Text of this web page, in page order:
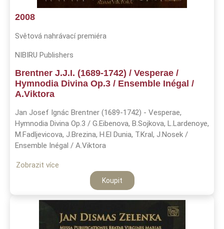
2008
Světová nahrávací premiéra
NIBIRU Publishers
Brentner J.J.I. (1689-1742) / Vesperae /
Hymnodia Divina Op.3 / Ensemble Inégal /
A.Viktora
Jan Josef Ignác Brentner (1689-1742) - Vesperae,
Hymnodia Divina Op.3 / G.Eibenova, B.Sojkova, L.Lardenoye,
M.Fadljevicova, J.Brezina, H.El Dunia, T.Kral, J.Nosek /
Ensemble Inégal / A.Viktora
Zobrazit více
Koupit